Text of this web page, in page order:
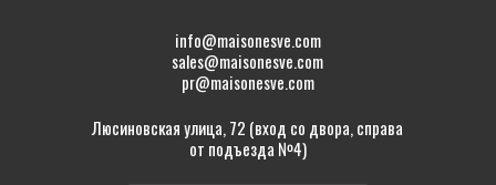
info@maisonesve.com
sales@maisonesve.com
pr@maisonesve.com
Люсиновская улица, 72 (вход со двора, справа
от подъезда №4)